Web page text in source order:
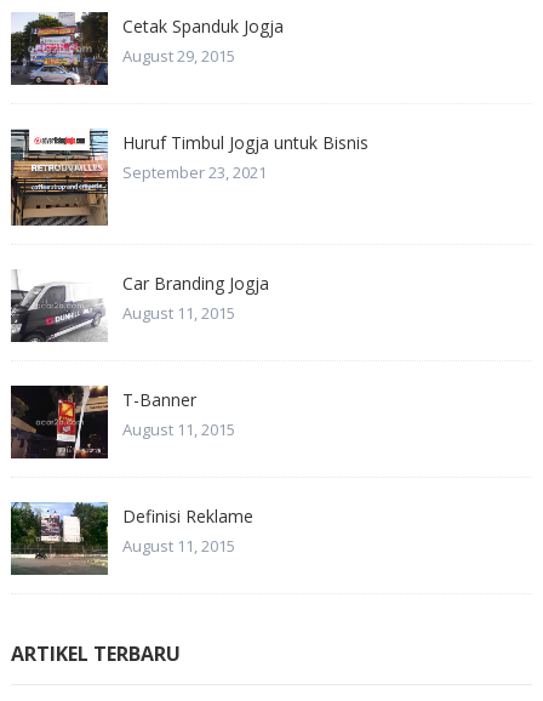
Cetak Spanduk Jogja
August 29, 2015
Huruf Timbul Jogja untuk Bisnis
September 23, 2021
Car Branding Jogja
August 11, 2015
T-Banner
August 11, 2015
Definisi Reklame
August 11, 2015
ARTIKEL TERBARU